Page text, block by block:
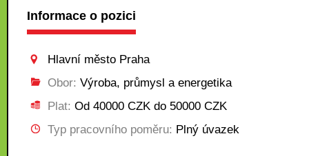
Informace o pozici
Hlavní město Praha
Obor: Výroba, průmysl a energetika
Plat: Od 40000 CZK do 50000 CZK
Typ pracovního poměru: Plný úvazek